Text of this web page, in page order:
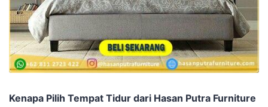
Kenapa Pilih Tempat Tidur dari Hasan Putra Furniture